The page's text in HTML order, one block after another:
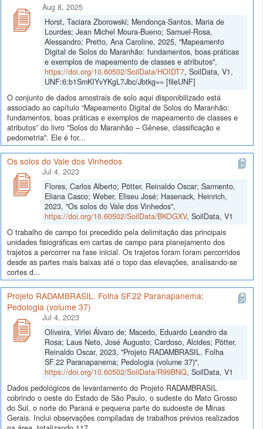
Aug 8, 2025
Horst, Taciara Zborowski; Mendonça-Santos, Maria de
Lourdes; Jean Michel Moura-Bueno; Samuel-Rosa,
Alessandro; Pretto, Ana Caroline, 2025, "Mapeamento
Digital de Solos do Maranhão: fundamentos, boas práticas
e exemplos de mapeamento de classes e atributos",
https://doi.org/10.60502/SoilData/HOIDT7, SoilData, V1,
UNF:6:b1SmKIYvYKgL7Jbc/Jbtkg== [fileUNF]
O conjunto de dados amostrais de solo aqui disponibilizado está
associado ao capítulo “Mapeamento Digital de Solos do Maranhão:
fundamentos, boas práticas e exemplos de mapeamento de classes e
atributos” do livro "Solos do Maranhão – Gênese, classificação e
pedometria". Ele é for...
Os solos do Vale dos Vinhedos
Jul 4, 2023
Flores, Carlos Alberto; Pötter, Reinaldo Oscar; Sarmento,
Eliana Casco; Weber, Eliseu José; Hasenack, Heinrich,
2023, "Os solos do Vale dos Vinhedos",
https://doi.org/10.60502/SoilData/BKOGXV, SoilData, V1
O trabalho de campo foi precedido pela delimitação das principais
unidades fisiográficas em cartas de campo para planejamento dos
trajetos a percorrer na fase inicial. Os trajetos foram foram percorridos
desde as partes mais baixas até o topo das elevações, analisando-se
cortes d...
Projeto RADAMBRASIL. Folha SF.22 Paranapanema;
Pedologia (volume 37)
Jul 4, 2023
Oliveira, Virlei Álvaro de; Macedo, Eduardo Leandro da
Rosa; Laus Neto, José Augusto; Cardoso, Alcides; Pötter,
Reinaldo Oscar, 2023, "Projeto RADAMBRASIL. Folha
SF.22 Paranapanema; Pedologia (volume 37)",
https://doi.org/10.60502/SoilData/R99BNQ, SoilData, V1
Dados pedológicos de levantamento do Projeto RADAMBRASIL
cobrindo o oeste do Estado de São Paulo, o sudeste do Mato Grosso
do Sul, o norte do Paraná e pequena parte do sudoeste de Minas
Gerais. Inclui observações compiladas de trabalhos prévios realizados